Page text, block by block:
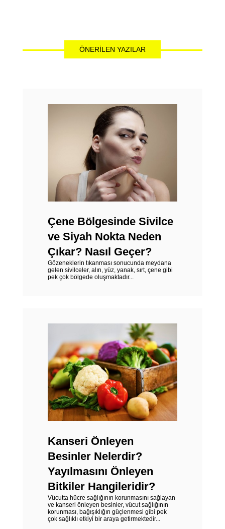
ÖNERILEN YAZILAR
Çene Bölgesinde Sivilce
ve Siyah Nokta Neden
Çıkar? Nasıl Geçer?
Gözeneklerin tıkanması sonucunda meydana
gelen sivilceler, alın, yüz, yanak, sırt, çene gibi
pek çok bölgede oluşmaktadır...
Kanseri Önleyen
Besinler Nelerdir?
Yayılmasını Önleyen
Bitkiler Hangileridir?
Vücutta hücre sağlığının korunmasını sağlayan
ve kanseri önleyen besinler, vücut sağlığının
korunması, bağışıklığın güçlenmesi gibi pek
çok sağlıklı etkiyi bir araya getirmektedir...